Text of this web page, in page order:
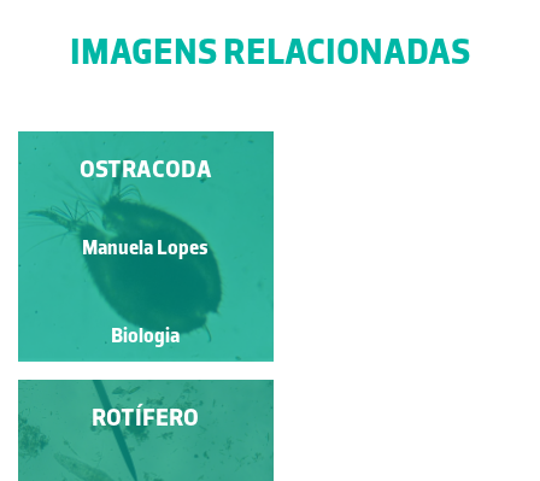
IMAGENS RELACIONADAS
DAPHNIA EM ESTADO
GESTACIONAL
Manuela Lopes
Biologia
OSTRACODA
Manuela Lopes
Biologia
VORTICELLA
ROTÍFERO